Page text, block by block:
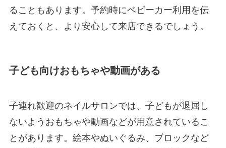
ることもあります。予約時にベビーカー利用を伝
えておくと、より安心して来店できるでしょう。
子ども向けおもちゃや動画がある
子連れ歓迎のネイルサロンでは、子どもが退屈し
ないようおもちゃや動画などが用意されているこ
とがあります。絵本やぬいぐるみ、ブロックなど